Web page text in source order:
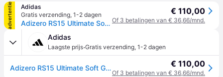
advertentie
Adidas
Gratis verzending, 1-2 dagen
Adizero RS15 Ultimate Soft Ground Rugbyschoenen - Core Black / Cloud White / Grey Three - 36 2/3
€ 110,00
Of 3 betalingen van € 36,66/mnd.
Adidas
Laagste prijs·Gratis verzending, 1-2 dagen
Adizero RS15 Ultimate Soft Ground Rugbyschoenen - Core Black / Cloud White / Grey Three - 36 2/3 € 110,00
Of 3 betalingen van € 36,66/mnd.